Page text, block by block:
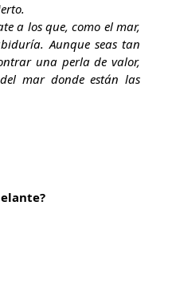
a los que, como el mar,
Aunque seas tan
una perla de valor,
mar donde están las